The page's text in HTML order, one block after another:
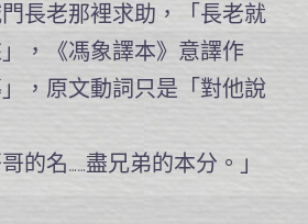
長老那裡求助，「長老就
，《馮象譯本》意譯作
」，原文動詞只是「對他說
的名……盡兄弟的本分。」